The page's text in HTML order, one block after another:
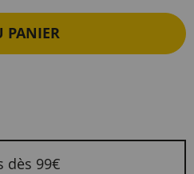
PANIER
dès 99€